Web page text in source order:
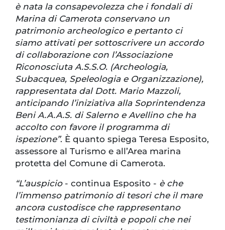
è nata la consapevolezza che i fondali di
Marina di Camerota conservano un
patrimonio archeologico e pertanto ci
siamo attivati per sottoscrivere un accordo
di collaborazione con l’Associazione
Riconosciuta A.S.S.O. (Archeologia,
Subacquea, Speleologia e Organizzazione),
rappresentata dal Dott. Mario Mazzoli,
anticipando l’iniziativa alla Soprintendenza
Beni A.A.A.S. di Salerno e Avellino che ha
accolto con favore il programma di
ispezione”. È quanto spiega Teresa Esposito,
assessore al Turismo e all’Area marina
protetta del Comune di Camerota.
“L’auspicio- continua Esposito - è che
l’immenso patrimonio di tesori che il mare
ancora custodisce che rappresentano
testimonianza di civiltà e popoli che nei